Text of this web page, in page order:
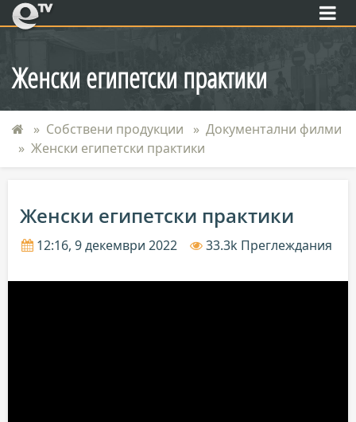
eTV
Женски египетски практики
Собствени продукции
Документални филми
Женски египетски практики
Женски египетски практики
12:16, 9 декември 2022 33.3k Преглеждания